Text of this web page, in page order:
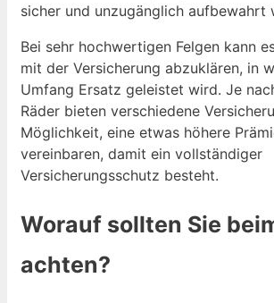
sicher und unzugänglich aufbewahrt
Bei sehr hochwertigen Felgen kann
mit der Versicherung abzuklären, in
Umfang Ersatz geleistet wird. Je
Räder bieten verschiedene
Möglichkeit, eine etwas höhere
vereinbaren, damit ein vollständiger
Versicherungsschutz besteht.
Worauf sollten Sie
achten?